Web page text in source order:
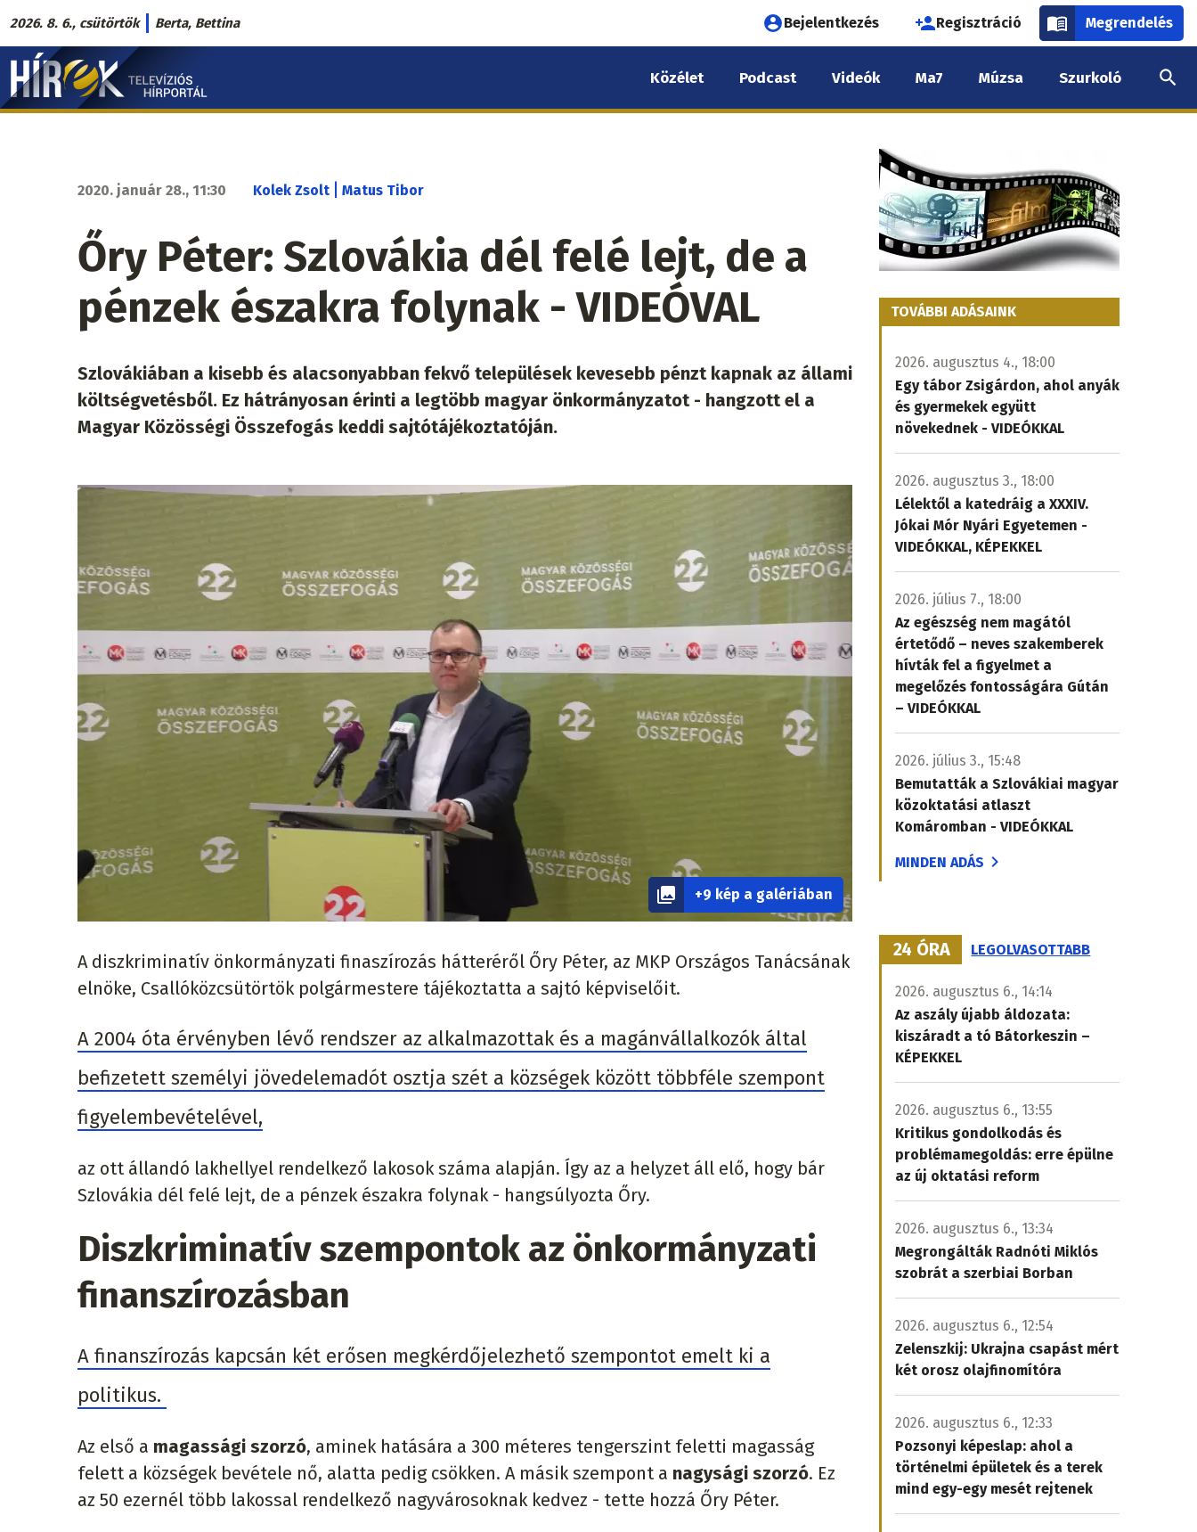
Ugrás
a
tartalomra
2026. 8. 6., csütörtök Berta, Bettina
Felhasználói
fiók
menüje
Bejelentkezés Regisztráció Megrendelés
Hírek.sk
fő
Közélet Podcast Videók Ma7 Múzsa Szurkoló
2020. január 28., 11:30 Kolek Zsolt Matus Tibor
Őry Péter: Szlovákia dél felé lejt, de a
pénzek északra folynak - VIDEÓVAL
Szlovákiában a kisebb és alacsonyabban fekvő települések kevesebb pénzt kapnak az állami
költségvetésből. Ez hátrányosan érinti a legtöbb magyar önkormányzatot - hangzott el a
Magyar Közösségi Összefogás keddi sajtótájékoztatóján.
+9 kép a galériában
A diszkriminatív önkormányzati finaszírozás hátteréről Őry Péter, az MKP Országos Tanácsának
elnöke, Csallóközcsütörtök polgármestere tájékoztatta a sajtó képviselőit.
A 2004 óta érvényben lévő rendszer az alkalmazottak és a magánvállalkozók által
befizetett személyi jövedelemadót osztja szét a községek között többféle szempont
figyelembevételével,
az ott állandó lakhellyel rendelkező lakosok száma alapján. Így az a helyzet áll elő, hogy bár
Szlovákia dél felé lejt, de a pénzek északra folynak - hangsúlyozta Őry.
Diszkriminatív szempontok az önkormányzati
finanszírozásban
A finanszírozás kapcsán két erősen megkérdőjelezhető szempontot emelt ki a
politikus.
Az első a magassági szorzó, aminek hatására a 300 méteres tengerszint feletti magasság
felett a községek bevétele nő, alatta pedig csökken. A másik szempont a nagysági szorzó. Ez
az 50 ezernél több lakossal rendelkező nagyvárosoknak kedvez - tette hozzá Őry Péter.
TOVÁBBI ADÁSAINK
2026. augusztus 4., 18:00
Egy tábor Zsigárdon, ahol anyák
és gyermekek együtt
növekednek - VIDEÓKKAL
2026. augusztus 3., 18:00
Lélektől a katedráig a XXXIV.
Jókai Mór Nyári Egyetemen -
VIDEÓKKAL, KÉPEKKEL
2026. július 7., 18:00
Az egészség nem magától
értetődő – neves szakemberek
hívták fel a figyelmet a
megelőzés fontosságára Gútán
– VIDEÓKKAL
2026. július 3., 15:48
Bemutatták a Szlovákiai magyar
közoktatási atlaszt
Komáromban - VIDEÓKKAL
MINDEN ADÁS
24 ÓRA LEGOLVASOTTABB
2026. augusztus 6., 14:14
Az aszály újabb áldozata:
kiszáradt a tó Bátorkeszin –
KÉPEKKEL
2026. augusztus 6., 13:55
Kritikus gondolkodás és
problémamegoldás: erre épülne
az új oktatási reform
2026. augusztus 6., 13:34
Megrongálták Radnóti Miklós
szobrát a szerbiai Borban
2026. augusztus 6., 12:54
Zelenszkij: Ukrajna csapást mért
két orosz olajfinomítóra
2026. augusztus 6., 12:33
Pozsonyi képeslap: ahol a
történelmi épületek és a terek
mind egy-egy mesét rejtenek